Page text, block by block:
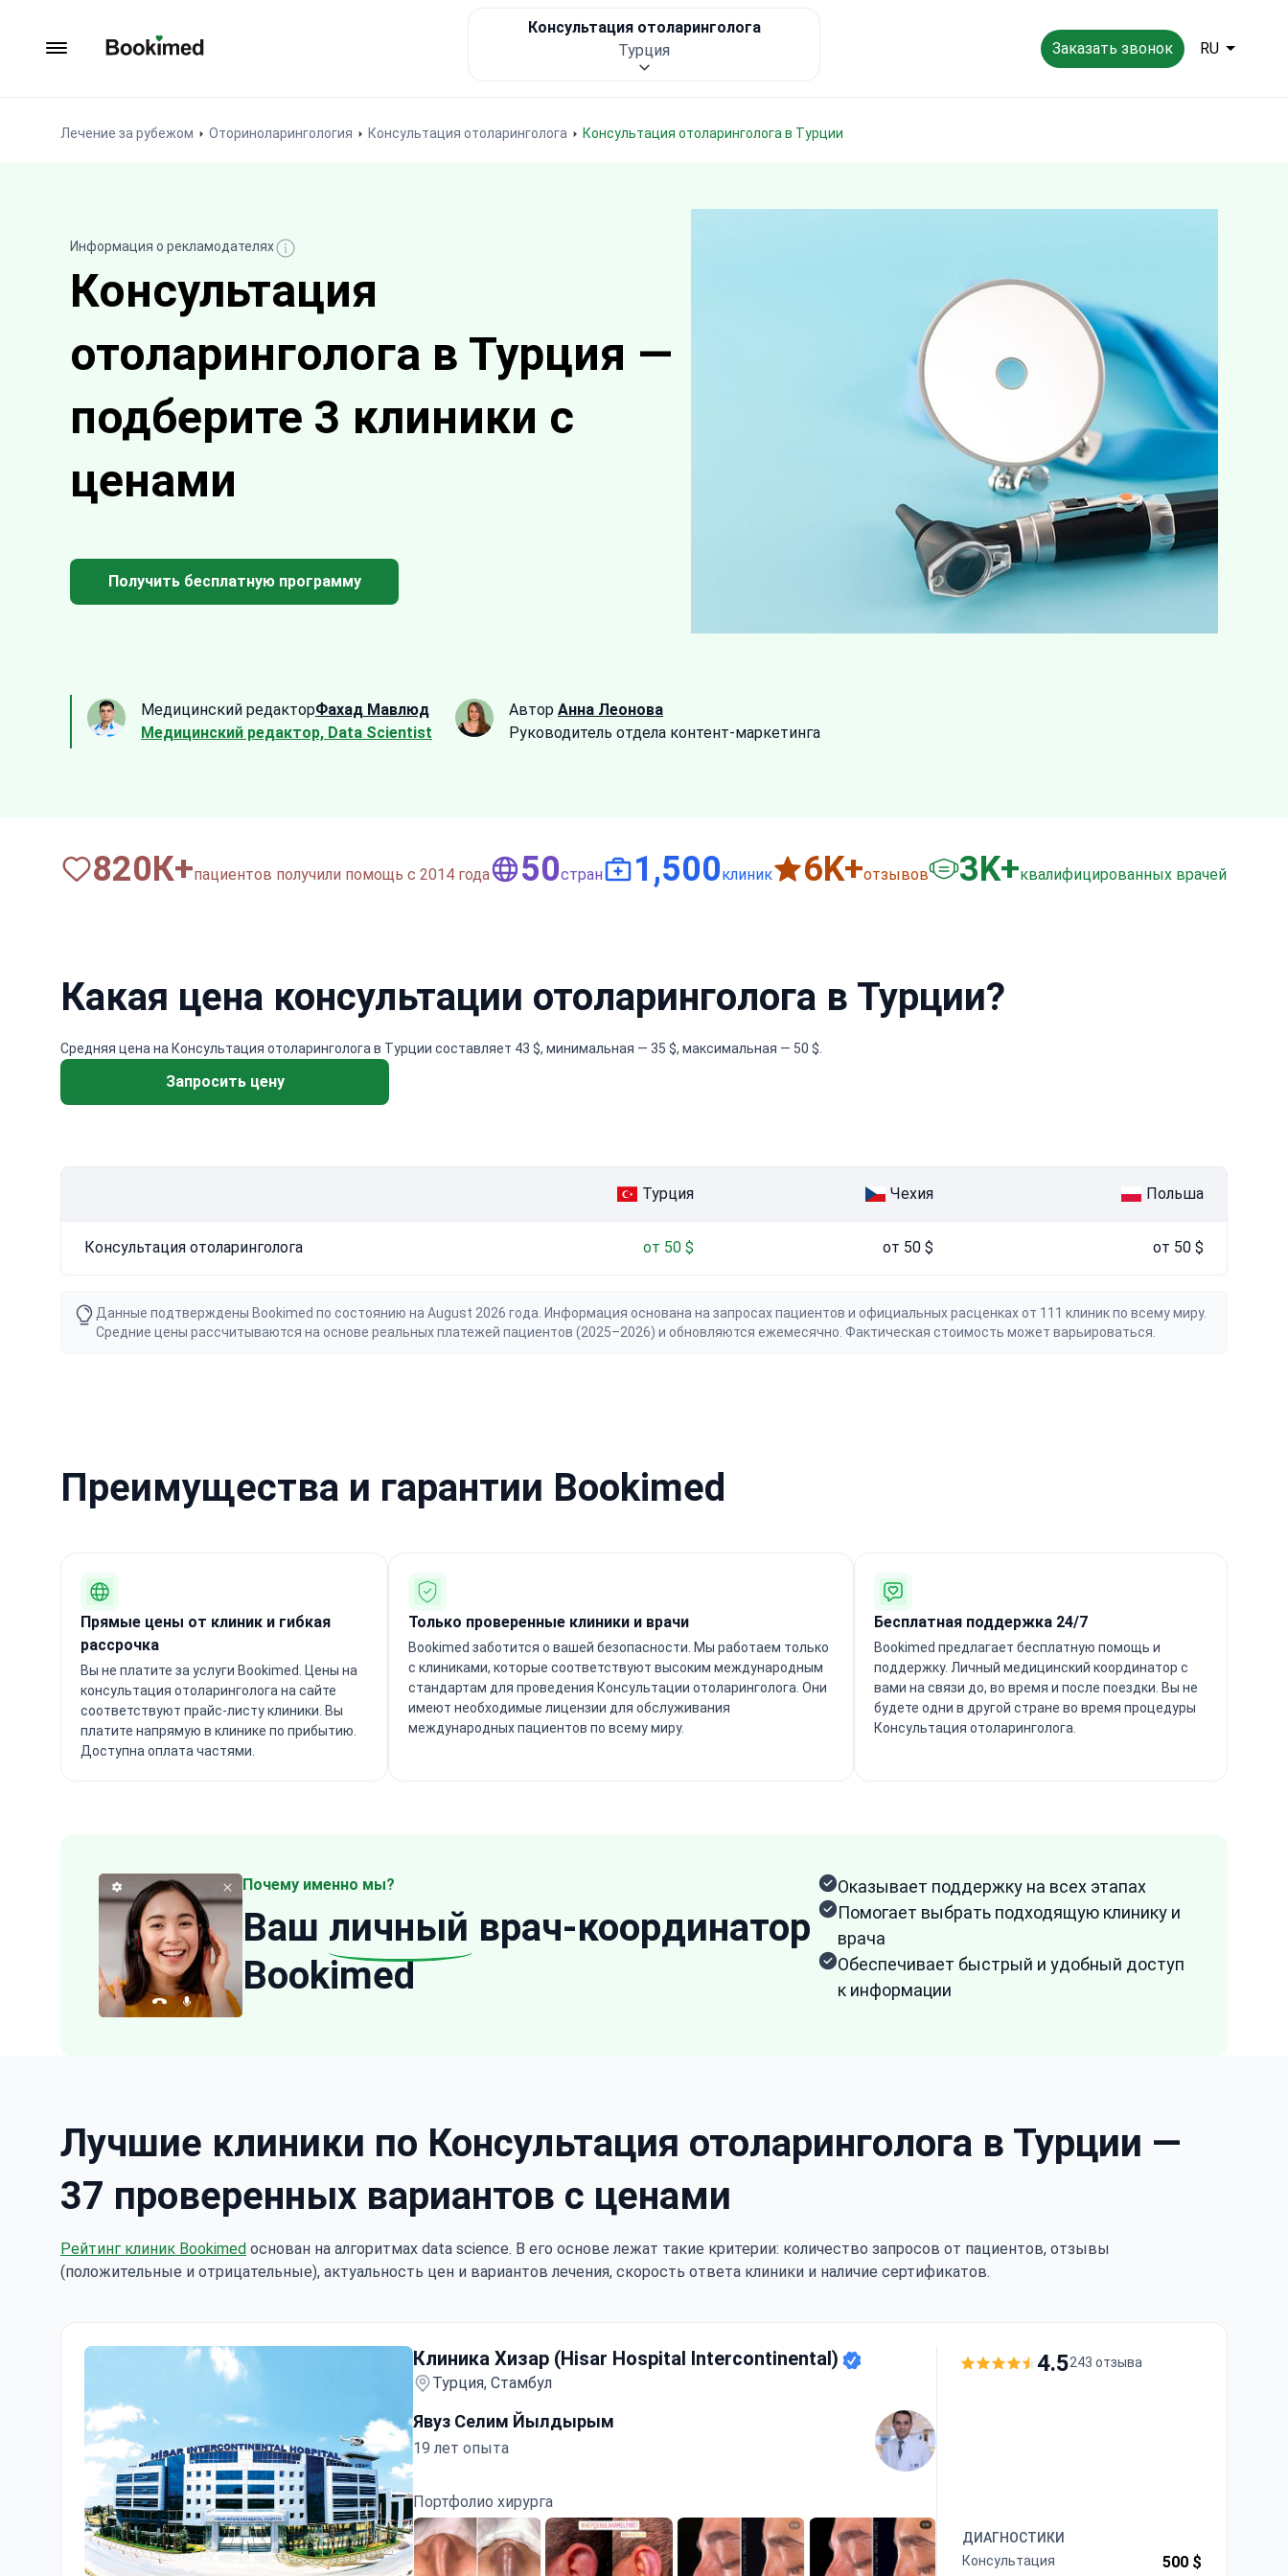
Заказать звонок RU
Лечение за рубежом Оториноларингология Консультация отоларинголога Консультация отоларинголога в Турции
Консультация отоларинголога
Турция
Информация о рекламодателях
Консультация
отоларинголога в Турция —
подберите 3 клиники с
ценами
Получить бесплатную программу
Медицинский редакторФахад Мавлюд
Медицинский редактор, Data Scientist
Автор Анна Леонова
Руководитель отдела контент-маркетинга
820К+пациентов получили помощь с 2014 года 50стран 1,500клиник 6K+отзывов 3K+квалифицированных врачей
Какая цена консультации отоларинголога в Турции?
Средняя цена на Консультация отоларинголога в Турции составляет 43 $, минимальная — 35 $, максимальная — 50 $.
Запросить цену
Турция Чехия Польша
Консультация отоларинголога от 50 $ от 50 $ от 50 $
Данные подтверждены Bookimed по состоянию на August 2026 года. Информация основана на запросах пациентов и официальных расценках от 111 клиник по всему миру.
Средние цены рассчитываются на основе реальных платежей пациентов (2025–2026) и обновляются ежемесячно. Фактическая стоимость может варьироваться.
Преимущества и гарантии Bookimed
Прямые цены от клиник и гибкая
рассрочка
Вы не платите за услуги Bookimed. Цены на
консультация отоларинголога на сайте
соответствуют прайс-листу клиники. Вы
платите напрямую в клинике по прибытию.
Доступна оплата частями.
Только проверенные клиники и врачи
Bookimed заботится о вашей безопасности. Мы работаем только
с клиниками, которые соответствуют высоким международным
стандартам для проведения Консультации отоларинголога. Они
имеют необходимые лицензии для обслуживания
международных пациентов по всему миру.
Бесплатная поддержка 24/7
Bookimed предлагает бесплатную помощь и
поддержку. Личный медицинский координатор с
вами на связи до, во время и после поездки. Вы не
будете одни в другой стране во время процедуры
Консультация отоларинголога.
Почему именно мы?
Ваш личный врач-координатор
Bookimed
Оказывает поддержку на всех этапах
Помогает выбрать подходящую клинику и
врача
Обеспечивает быстрый и удобный доступ
к информации
Лучшие клиники по Консультация отоларинголога в Турции —
37 проверенных вариантов с ценами
Рейтинг клиник Bookimed основан на алгоритмах data science. В его основе лежат такие критерии: количество запросов от пациентов, отзывы
(положительные и отрицательные), актуальность цен и вариантов лечения, скорость ответа клиники и наличие сертификатов.
Клиника Хизар (Hisar Hospital Intercontinental)
Турция, Стамбул
Явуз Селим Йылдырым
19 лет опыта
Портфолио хирурга
4.5243 отзыва
ДИАГНОСТИКИ
Консультация
500 $